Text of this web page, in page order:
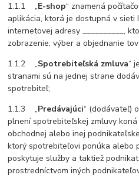
1.1.1 „E-shop“ znamená
aplikácia, ktorá je dostupná v
internetovej adresy __________,
zobrazenie, výber a objednanie
1.1.2 „Spotrebiteľská zmluva“
stranami sú na jednej strane
spotrebiteľ;
1.1.3 „Predávajúci“ (dodávateľ)
plnení spotrebiteľskej zmluvy
obchodnej alebo inej
ktorý spotrebiteľovi ponúka alebo
poskytuje služby a taktiež
prostredníctvom iných